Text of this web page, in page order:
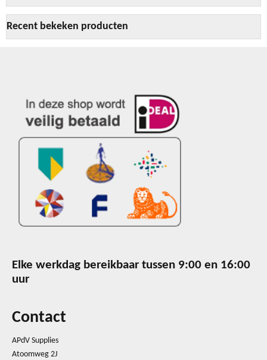
Recent bekeken producten
Elke werkdag bereikbaar tussen 9:00 en 16:00
uur
Contact
APdV Supplies
Atoomweg 2J